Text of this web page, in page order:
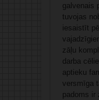
galvenais
tuvojas
iesaistīt
zāļu
darba
aptieku
versmīga
padoms ir